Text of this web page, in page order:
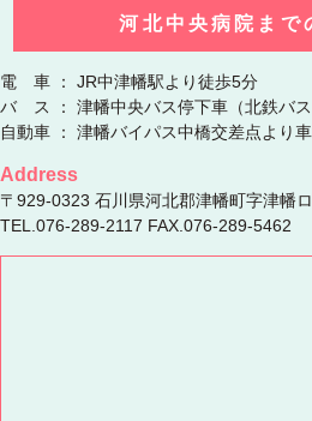
河北中央病院まで
電 車 ： JR中津幡駅より徒歩5分
バ ス ： 津幡中央バス停下車（北鉄バス
自動車 ： 津幡バイパス中橋交差点より
Address
〒929-0323 石川県河北郡津幡町字津幡
TEL.076-289-2117 FAX.076-289-5462